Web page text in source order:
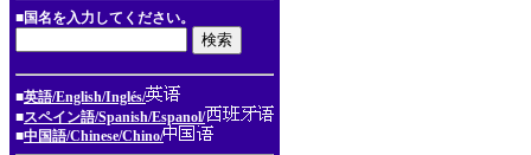
■国名を入力してください。
■英語/English/Inglés/
■スペイン語/Spanish/Espanol/
■中国語/Chinese/Chino/